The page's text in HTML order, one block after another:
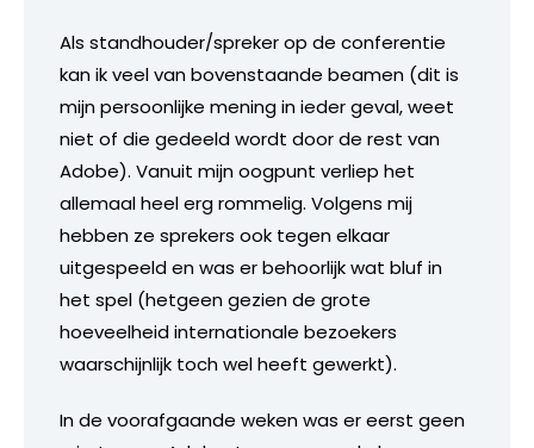
Als standhouder/spreker op de conferentie
kan ik veel van bovenstaande beamen (dit is
mijn persoonlijke mening in ieder geval, weet
niet of die gedeeld wordt door de rest van
Adobe). Vanuit mijn oogpunt verliep het
allemaal heel erg rommelig. Volgens mij
hebben ze sprekers ook tegen elkaar
uitgespeeld en was er behoorlijk wat bluf in
het spel (hetgeen gezien de grote
hoeveelheid internationale bezoekers
waarschijnlijk toch wel heeft gewerkt).
In de voorafgaande weken was er eerst geen